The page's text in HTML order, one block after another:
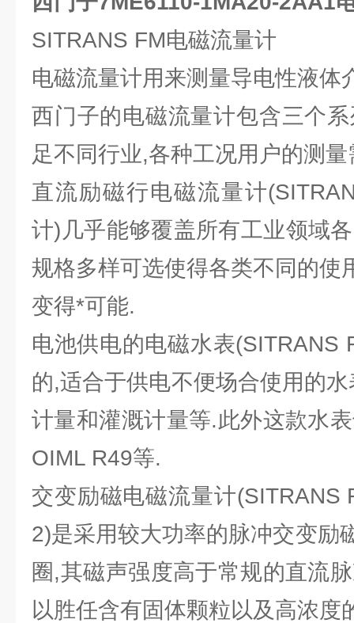
SITRANS FM电磁流量计
电磁流量计用来测量导电性液体
西门子的电磁流量计包含三个
足不同行业,各种工况用户的测量
直流励磁行电磁流量计
计)几乎能够覆盖所有工业领域
规格多样可选使得各类不同的使
变得*可能.
电池供电的电磁水表(SITRANS
的,适合于供电不便场合使用的
计量和灌溉计量等.此外这款水
OIML R49等.
交变励磁电磁流量计(SITRANS
2)是采用较大功率的脉冲交变励
圈,其磁声强度高于常规的直流
以胜任含有固体颗粒以及高浓度